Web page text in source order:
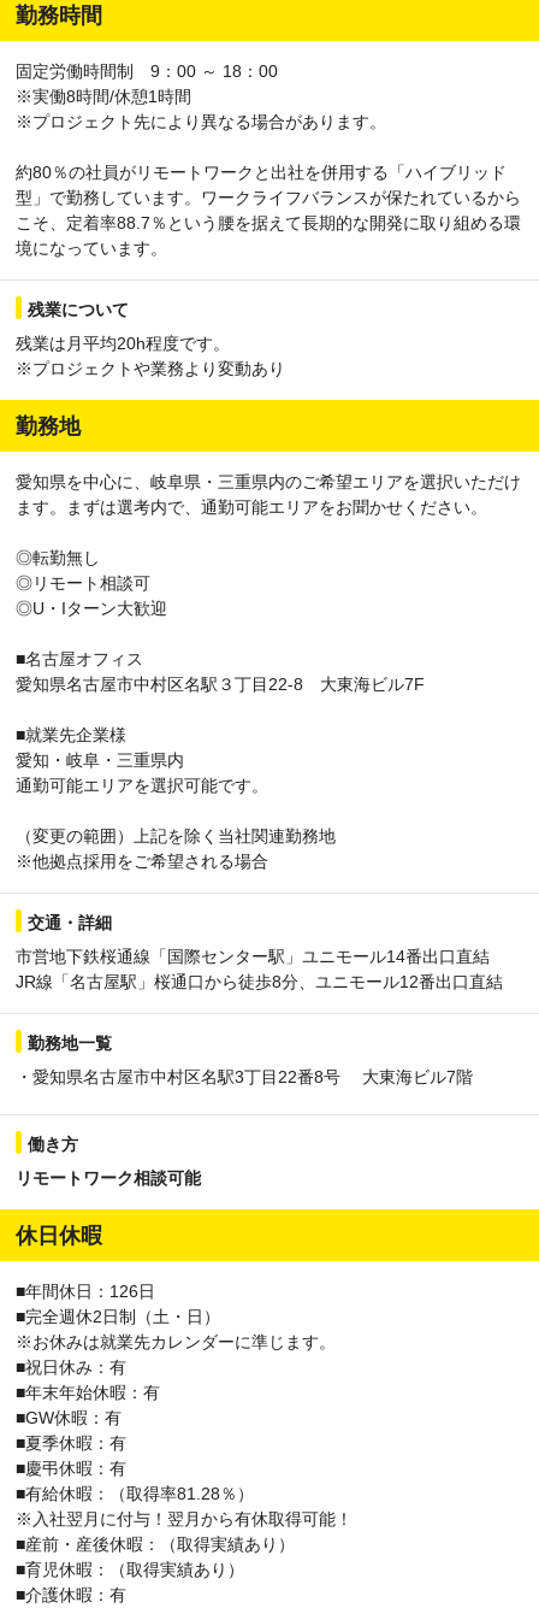
勤務時間
固定労働時間制 9：00 ～ 18：00
※実働8時間/休憩1時間
※プロジェクト先により異なる場合があります。
約80％の社員がリモートワークと出社を併用する「ハイブリッド
型」で勤務しています。ワークライフバランスが保たれているから
こそ、定着率88.7％という腰を据えて長期的な開発に取り組める環
境になっています。
残業について
残業は月平均20h程度です。
※プロジェクトや業務より変動あり
勤務地
愛知県を中心に、岐阜県・三重県内のご希望エリアを選択いただけ
ます。まずは選考内で、通勤可能エリアをお聞かせください。
◎転勤無し
◎リモート相談可
◎U・Iターン大歓迎
■名古屋オフィス
愛知県名古屋市中村区名駅３丁目22-8 大東海ビル7F
■就業先企業様
愛知・岐阜・三重県内
通勤可能エリアを選択可能です。
（変更の範囲）上記を除く当社関連勤務地
※他拠点採用をご希望される場合
交通・詳細
市営地下鉄桜通線「国際センター駅」ユニモール14番出口直結
JR線「名古屋駅」桜通口から徒歩8分、ユニモール12番出口直結
勤務地一覧
・愛知県名古屋市中村区名駅3丁目22番8号 大東海ビル7階
働き方
リモートワーク相談可能
休日休暇
■年間休日：126日
■完全週休2日制（土・日）
※お休みは就業先カレンダーに準じます。
■祝日休み：有
■年末年始休暇：有
■GW休暇：有
■夏季休暇：有
■慶弔休暇：有
■有給休暇：（取得率81.28％）
※入社翌月に付与！翌月から有休取得可能！
■産前・産後休暇：（取得実績あり）
■育児休暇：（取得実績あり）
■介護休暇：有